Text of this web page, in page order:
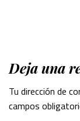
Deja una
Tu dirección de
campos